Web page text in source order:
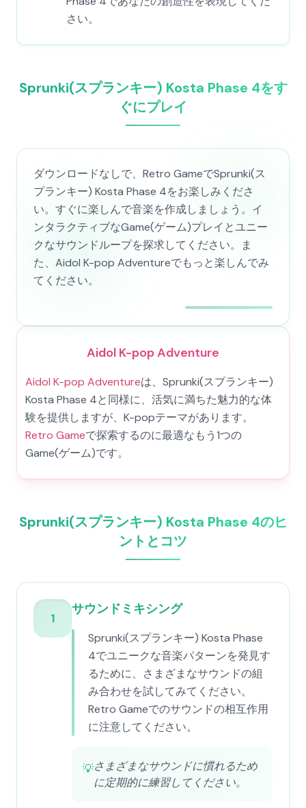
さい。
Sprunki(スプランキー) Kosta Phase 4をす
ぐにプレイ
ダウンロードなしで、Retro GameでSprunki(ス
プランキー) Kosta Phase 4をお楽しみくださ
い。すぐに楽しんで音楽を作成しましょう。イ
ンタラクティブなGame(ゲーム)プレイとユニー
クなサウンドループを探求してください。ま
た、Aidol K-pop Adventureでもっと楽しんでみ
てください。
Aidol K-pop Adventure
Aidol K-pop Adventureは、Sprunki(スプランキー)
Kosta Phase 4と同様に、活気に満ちた魅力的な体
験を提供しますが、K-popテーマがあります。
Retro Gameで探索するのに最適なもう1つの
Game(ゲーム)です。
Sprunki(スプランキー) Kosta Phase 4のヒ
ントとコツ
1
サウンドミキシング
Sprunki(スプランキー) Kosta Phase
4でユニークな音楽パターンを発見す
るために、さまざまなサウンドの組
み合わせを試してみてください。
Retro Gameでのサウンドの相互作用
に注意してください。
💡さまざまなサウンドに慣れるため
に定期的に練習してください。